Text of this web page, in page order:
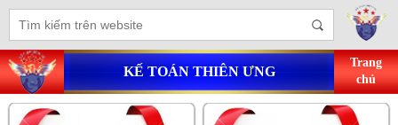
KẾ TOÁN THIÊN ƯNG
Trang
chủ